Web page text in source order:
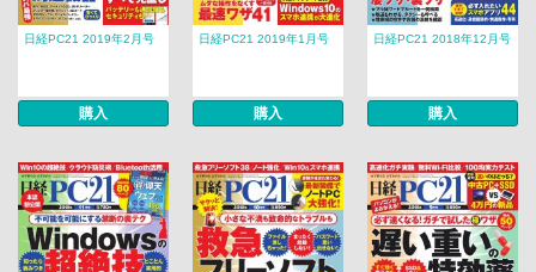
日経PC21 2019年2月号
購入
日経PC21 2019年1月号
購入
日経PC21 2018年12月号
購入